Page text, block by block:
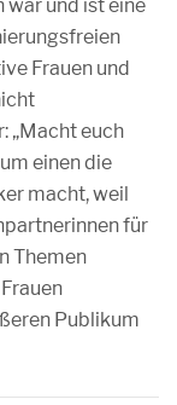
war und ist eine
Frauen und
„Macht euch
einen die
macht, weil
für
Themen
Publikum